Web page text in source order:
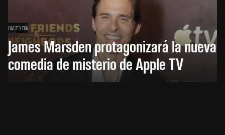
HACE 1 DÍA
James Marsden protagonizará la nueva
comedia de misterio de Apple TV